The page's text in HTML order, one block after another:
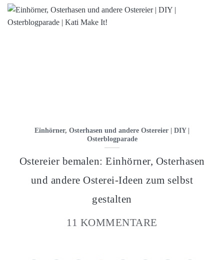
Einhörner, Osterhasen und andere Ostereier | DIY |
Osterblogparade
Ostereier bemalen: Einhörner, Osterhasen
und andere Osterei-Ideen zum selbst
gestalten
11 KOMMENTARE